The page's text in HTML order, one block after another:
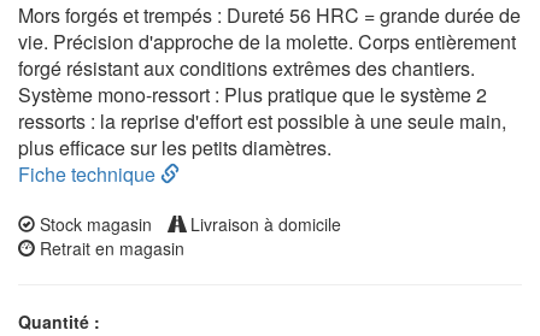
Mors forgés et trempés : Dureté 56 HRC = grande durée de
vie. Précision d'approche de la molette. Corps entièrement
forgé résistant aux conditions extrêmes des chantiers.
Système mono-ressort : Plus pratique que le système 2
ressorts : la reprise d'effort est possible à une seule main,
plus efficace sur les petits diamètres.
Fiche technique
Stock magasin
Livraison à domicile
Retrait en magasin
Quantité :